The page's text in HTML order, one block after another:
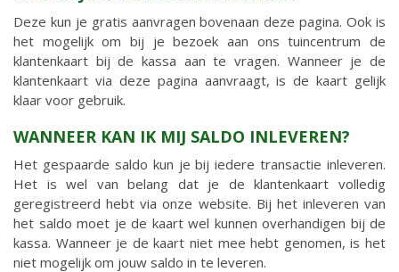
Deze kun je gratis aanvragen bovenaan deze pagina. Ook is
het mogelijk om bij je bezoek aan ons tuincentrum de
klantenkaart bij de kassa aan te vragen. Wanneer je de
klantenkaart via deze pagina aanvraagt, is de kaart gelijk
klaar voor gebruik.
WANNEER KAN IK MIJ SALDO INLEVEREN?
Het gespaarde saldo kun je bij iedere transactie inleveren.
Het is wel van belang dat je de klantenkaart volledig
geregistreerd hebt via onze website. Bij het inleveren van
het saldo moet je de kaart wel kunnen overhandigen bij de
kassa. Wanneer je de kaart niet mee hebt genomen, is het
niet mogelijk om jouw saldo in te leveren.